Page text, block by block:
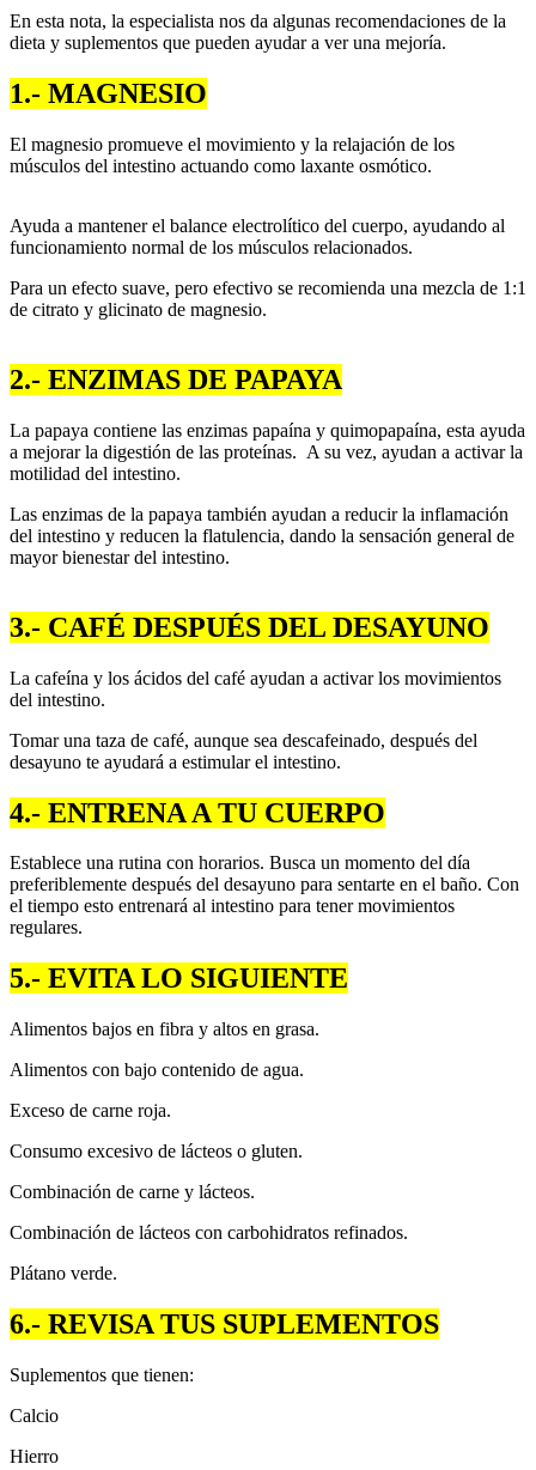
En esta nota, la especialista nos da algunas recomendaciones de la
dieta y suplementos que pueden ayudar a ver una mejoría.
1.- MAGNESIO
El magnesio promueve el movimiento y la relajación de los
músculos del intestino actuando como laxante osmótico.
Ayuda a mantener el balance electrolítico del cuerpo, ayudando al
funcionamiento normal de los músculos relacionados.
Para un efecto suave, pero efectivo se recomienda una mezcla de 1:1
de citrato y glicinato de magnesio.
2.- ENZIMAS DE PAPAYA
La papaya contiene las enzimas papaína y quimopapaína, esta ayuda
a mejorar la digestión de las proteínas. A su vez, ayudan a activar la
motilidad del intestino.
Las enzimas de la papaya también ayudan a reducir la inflamación
del intestino y reducen la flatulencia, dando la sensación general de
mayor bienestar del intestino.
3.- CAFÉ DESPUÉS DEL DESAYUNO
La cafeína y los ácidos del café ayudan a activar los movimientos
del intestino.
Tomar una taza de café, aunque sea descafeinado, después del
desayuno te ayudará a estimular el intestino.
4.- ENTRENA A TU CUERPO
Establece una rutina con horarios. Busca un momento del día
preferiblemente después del desayuno para sentarte en el baño. Con
el tiempo esto entrenará al intestino para tener movimientos
regulares.
5.- EVITA LO SIGUIENTE
Alimentos bajos en fibra y altos en grasa.
Alimentos con bajo contenido de agua.
Exceso de carne roja.
Consumo excesivo de lácteos o gluten.
Combinación de carne y lácteos.
Combinación de lácteos con carbohidratos refinados.
Plátano verde.
6.- REVISA TUS SUPLEMENTOS
Suplementos que tienen:
Calcio
Hierro